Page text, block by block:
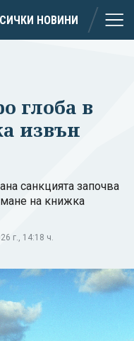
НОВИНИ
глоба в
извън
санкцията започва
на книжка
г., 14:18 ч.